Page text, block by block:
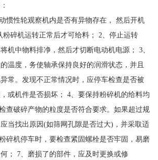
惯性轮观察机内是否有异物存在， 然后开机
粉碎机运转正常后才可给料； 2、停止运转
机中物料排净，然后才切断电动机电源； 3、
温度，务使轴承保持良好的润滑状态，并且
常。发现不正常情况时，应停车检查是否被
或机件是否损坏； 4、要保持粉碎机的给料均
查破碎产物的粒度是否符合要求。如果超过规
当找出原因(如筛网孔隙是否过大)，并采取适
碎机停车时，要检查紧固螺栓是否牢固，易磨
； 7、磨损了的部件，应及时更换或修